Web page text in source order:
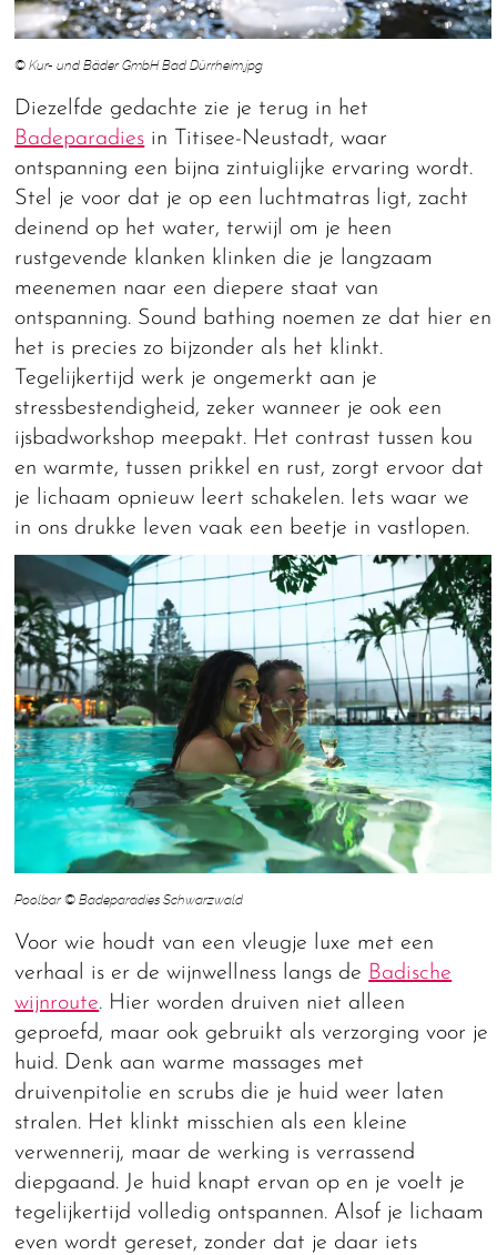
© Kur- und Bäder GmbH Bad Dürrheim.jpg
Diezelfde gedachte zie je terug in het
Badeparadies in Titisee-Neustadt, waar
ontspanning een bijna zintuiglijke ervaring wordt.
Stel je voor dat je op een luchtmatras ligt, zacht
deinend op het water, terwijl om je heen
rustgevende klanken klinken die je langzaam
meenemen naar een diepere staat van
ontspanning. Sound bathing noemen ze dat hier en
het is precies zo bijzonder als het klinkt.
Tegelijkertijd werk je ongemerkt aan je
stressbestendigheid, zeker wanneer je ook een
ijsbadworkshop meepakt. Het contrast tussen kou
en warmte, tussen prikkel en rust, zorgt ervoor dat
je lichaam opnieuw leert schakelen. Iets waar we
in ons drukke leven vaak een beetje in vastlopen.
Poolbar © Badeparadies Schwarzwald
Voor wie houdt van een vleugje luxe met een
verhaal is er de wijnwellness langs de Badische
wijnroute. Hier worden druiven niet alleen
geproefd, maar ook gebruikt als verzorging voor je
huid. Denk aan warme massages met
druivenpitolie en scrubs die je huid weer laten
stralen. Het klinkt misschien als een kleine
verwennerij, maar de werking is verrassend
diepgaand. Je huid knapt ervan op en je voelt je
tegelijkertijd volledig ontspannen. Alsof je lichaam
even wordt gereset, zonder dat je daar iets